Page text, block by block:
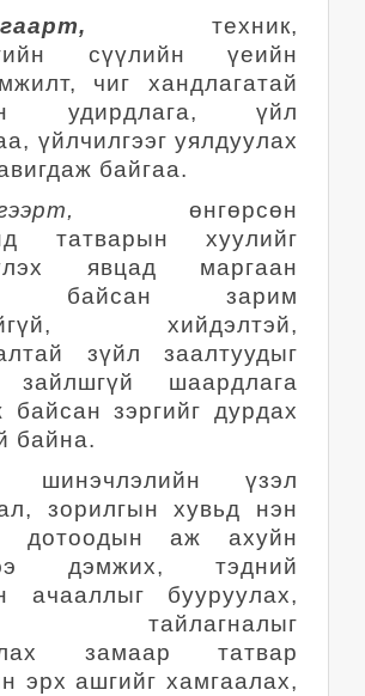
техник,
сүүлийн үеийн
чиг хандлагатай
удирдлага, үйл
үйлчилгээг уялдуулах
байгаа.
өнгөрсөн
татварын хуулийг
явцад маргаан
байсан зарим
хийдэлтэй,
зүйл заалтуудыг
зайлшгүй шаардлага
байсан зэргийг дурдах
байна.
шинэчлэлийн үзэл
зорилгын хувьд нэн
дотоодын аж ахуйн
дэмжих, тэдний
ачааллыг бууруулах,
тайлагналыг
замаар татвар
эрх ашгийг хамгаалах,